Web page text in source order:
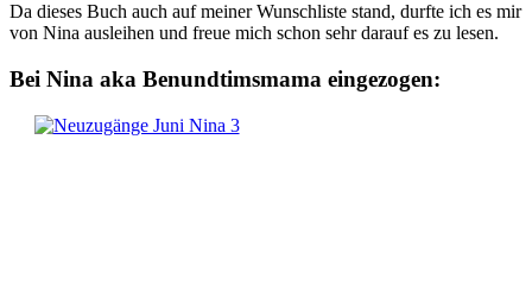
Da dieses Buch auch auf meiner Wunschliste stand, durfte ich es mir
von Nina ausleihen und freue mich schon sehr darauf es zu lesen.
Bei Nina aka Benundtimsmama eingezogen: